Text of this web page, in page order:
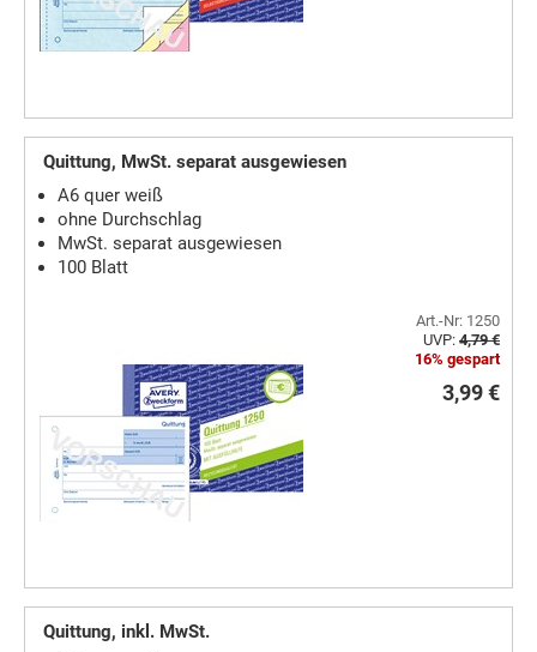
Quittung, MwSt. separat ausgewiesen
A6 quer weiß
ohne Durchschlag
MwSt. separat ausgewiesen
100 Blatt
Art.-Nr: 1250
UVP: 4,79 €
16% gespart
3,99 €
Quittung, inkl. MwSt.